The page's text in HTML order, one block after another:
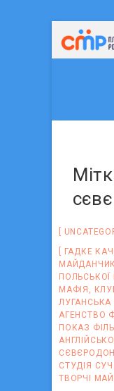
ГАДКЕ
МАФІЯ
АГЕНСТВО
ПОКАЗ
СТУДІЯ
ТВОРЧІ